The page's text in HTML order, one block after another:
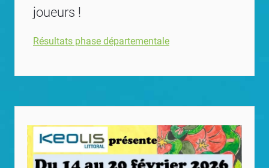
joueurs !
Résultats phase départementale